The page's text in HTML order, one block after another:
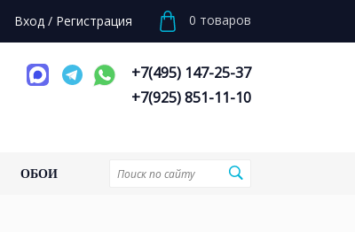
Вход / Регистрация 0 товаров
+7(495) 147-25-37
+7(925) 851-11-10
ОБОИ